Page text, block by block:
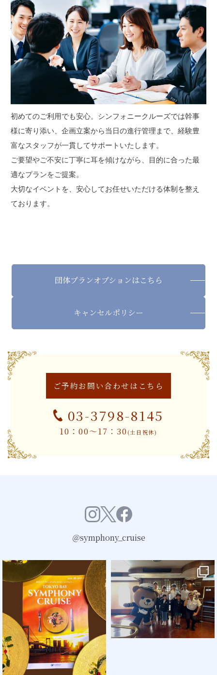
初めてのご利用でも安心。シンフォニークルーズでは幹事
様に寄り添い、企画立案から当日の進行管理まで、経験豊
富なスタッフが一貫してサポートいたします。
ご要望やご不安に丁寧に耳を傾けながら、目的に合った最
適なプランをご提案。
大切なイベントを、安心してお任せいただける体制を整え
ております。
団体プランオプションはこちら
キャンセルポリシー
ご予約お問い合わせは こちら
03-3798-8145
10：00～17：30(土日祝休)
＠symphony_cruise